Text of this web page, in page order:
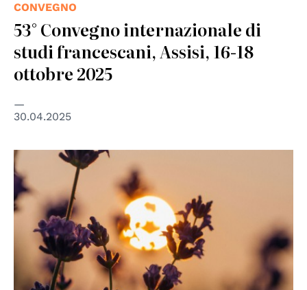
CONVEGNO
53° Convegno internazionale di
studi francescani, Assisi, 16-18
ottobre 2025
30.04.2025